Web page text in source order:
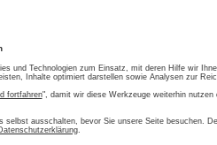
auf, wie durch
in
2026) die
und ganze
gleich­bleibt.